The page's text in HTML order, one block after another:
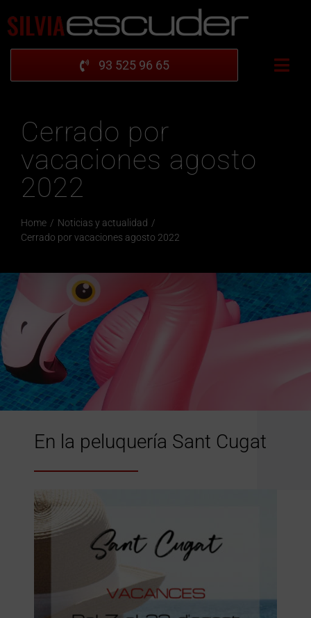
al
contenido
UBICACIÓN
GALERÍA
PRODUCTOS
BLOG
93 525 96 65
Cerrado por
vacaciones agosto
2022
Home
Noticias y actualidad
Cerrado por vacaciones agosto 2022
En la peluquería Sant Cugat